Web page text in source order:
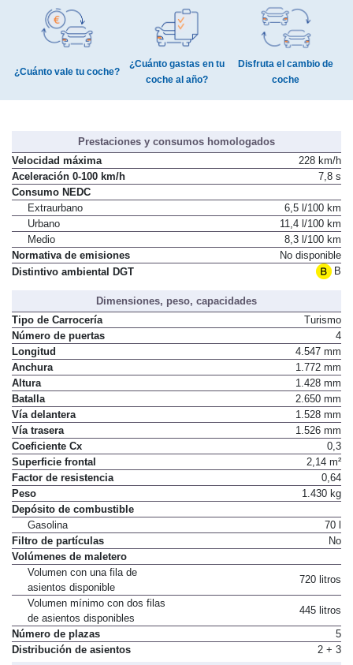
¿Cuánto vale tu coche?
¿Cuánto gastas en tu
coche al año?
Disfruta el cambio de
coche
Prestaciones y consumos homologados
Velocidad máxima
228 km/h
Aceleración 0-100 km/h
7,8 s
Consumo NEDC
Extraurbano
6,5 l/100 km
Urbano
11,4 l/100 km
Medio
8,3 l/100 km
Normativa de emisiones
No disponible
Distintivo ambiental DGT
B
Dimensiones, peso, capacidades
Tipo de Carrocería
Turismo
Número de puertas
4
Longitud
4.547 mm
Anchura
1.772 mm
Altura
1.428 mm
Batalla
2.650 mm
Vía delantera
1.528 mm
Vía trasera
1.526 mm
Coeficiente Cx
0,3
Superficie frontal
2,14 m²
Factor de resistencia
0,64
Peso
1.430 kg
Depósito de combustible
Gasolina
70 l
Filtro de partículas
No
Volúmenes de maletero
Volumen con una fila de
asientos disponible
720 litros
Volumen mínimo con dos filas
de asientos disponibles
445 litros
Número de plazas
5
Distribución de asientos
2 + 3